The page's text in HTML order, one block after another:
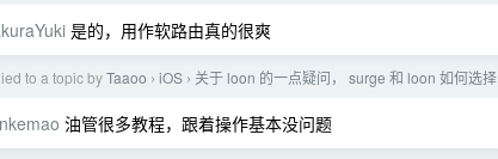
是的，用作软路由真的很爽
to a topic byTaaoo › iOS › 关于 loon 的一点疑问， surge 和 loon 如何选择
油管很多教程，跟着操作基本没问题